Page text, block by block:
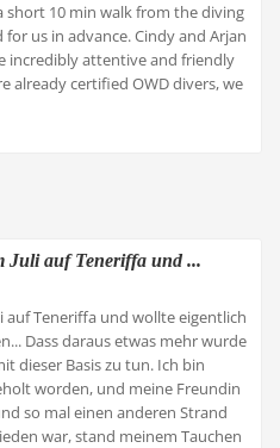
short 10 min walk from the diving
us in advance. Cindy and Arjan
incredibly attentive and friendly
already certified OWD divers, we
Juli auf Teneriffa und ...
auf Teneriffa und wollte eigentlich
Dass daraus etwas mehr wurde
dieser Basis zu tun. Ich bin
worden, und meine Freundin
so mal einen anderen Strand
war, stand meinem Tauchen